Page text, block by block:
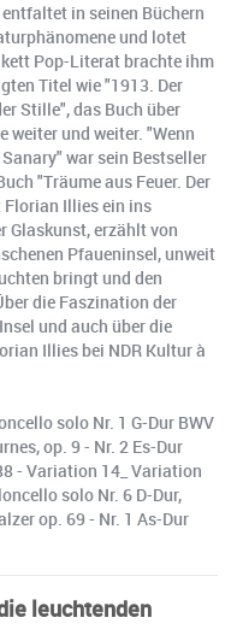
in seinen Büchern
und lotet
Pop-Literat brachte ihm
Titel wie "1913. Der
Stille", das Buch über
weiter und weiter. "Wenn
war sein Bestseller
"Träume aus Feuer. Der
Illies ein ins
Glaskunst, erzählt von
Pfaueninsel, unweit
bringt und den
die Faszination der
und auch über die
Illies bei NDR Kultur à
solo Nr. 1 G-Dur BWV
op. 9 - Nr. 2 Es-Dur
- Variation 14_ Variation
solo Nr. 6 D-Dur,
op. 69 - Nr. 1 As-Dur
leuchtenden